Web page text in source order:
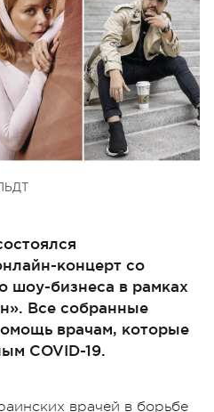
концерт со
шоу-бизнеса в рамках
Все собранные
врачам, которые
COVID-19.
врачей в борьбе